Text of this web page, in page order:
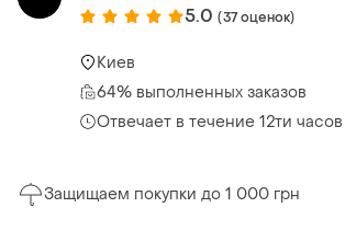
5.0 (37 оценок)
Киев
64% выполненных заказов
Отвечает в течение 12ти часов
Защищаем покупки до 1 000 грн